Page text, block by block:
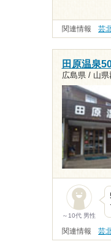
関連情報 芸
田原温泉
広島県 / 山
～10代 男性
関連情報 芸